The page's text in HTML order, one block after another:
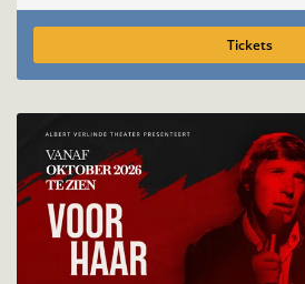
Tickets